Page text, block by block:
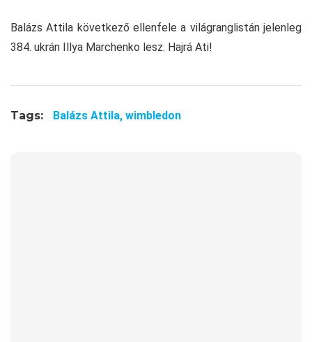
Balázs Attila következő ellenfele a világranglistán jelenleg
384. ukrán Illya Marchenko lesz. Hajrá Ati!
Tags: Balázs Attila, wimbledon